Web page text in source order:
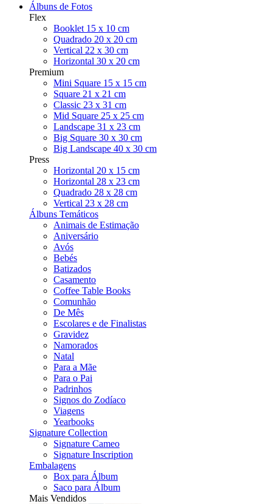
Álbuns de Fotos
Flex
Booklet 15 x 10 cm
Quadrado 20 x 20 cm
Vertical 22 x 30 cm
Horizontal 30 x 20 cm
Premium
Mini Square 15 x 15 cm
Square 21 x 21 cm
Classic 23 x 31 cm
Mid Square 25 x 25 cm
Landscape 31 x 23 cm
Big Square 30 x 30 cm
Big Landscape 40 x 30 cm
Press
Horizontal 20 x 15 cm
Horizontal 28 x 23 cm
Quadrado 28 x 28 cm
Vertical 23 x 28 cm
Álbuns Temáticos
Animais de Estimação
Aniversário
Avós
Bebés
Batizados
Casamento
Coffee Table Books
Comunhão
De Mês
Escolares e de Finalistas
Gravidez
Namorados
Natal
Para a Mãe
Para o Pai
Padrinhos
Signos do Zodíaco
Viagens
Yearbooks
Signature Collection
Signature Cameo
Signature Inscription
Embalagens
Box para Álbum
Saco para Álbum
Mais Vendidos